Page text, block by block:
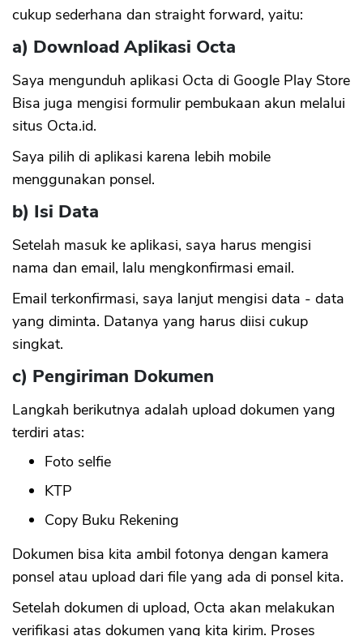
cukup sederhana dan straight forward, yaitu:
a) Download Aplikasi Octa
Saya mengunduh aplikasi Octa di Google Play Store
Bisa juga mengisi formulir pembukaan akun melalui
situs Octa.id.
Saya pilih di aplikasi karena lebih mobile
menggunakan ponsel.
b) Isi Data
Setelah masuk ke aplikasi, saya harus mengisi
nama dan email, lalu mengkonfirmasi email.
Email terkonfirmasi, saya lanjut mengisi data - data
yang diminta. Datanya yang harus diisi cukup
singkat.
c) Pengiriman Dokumen
Langkah berikutnya adalah upload dokumen yang
terdiri atas:
Foto selfie
KTP
Copy Buku Rekening
Dokumen bisa kita ambil fotonya dengan kamera
ponsel atau upload dari file yang ada di ponsel kita.
Setelah dokumen di upload, Octa akan melakukan
verifikasi atas dokumen yang kita kirim. Proses